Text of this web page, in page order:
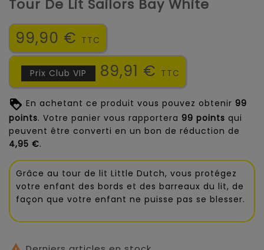
Tour De Lit Sailors Bay White
99,90 € TTC
Prix Club VIP 89,91 € TTC
En achetant ce produit vous pouvez obtenir 99
points. Votre panier vous rapportera 99 points qui
peuvent être converti en un bon de réduction de
4,95 €.
Grâce au tour de lit Little Dutch, vous protégez
votre enfant des bords et des barreaux du lit, de
façon que votre enfant ne puisse pas se blesser.